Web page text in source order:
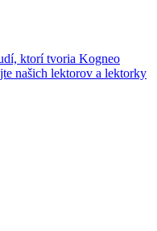
ktorí tvoria Kogneo
našich lektorov a lektorky